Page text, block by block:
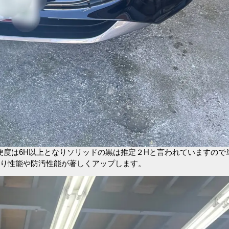
は6H以上となりソリッドの黒は推定２Hと言われていますので
性能や防汚性能が著しくアップします。